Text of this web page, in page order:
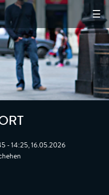
☰
- 14:25, 16.05.2026